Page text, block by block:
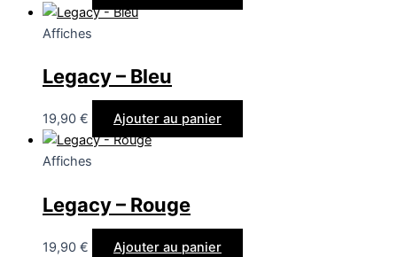
Affiches
Legacy – Bleu
19,90 € Ajouter au panier
Affiches
Legacy – Rouge
19,90 € Ajouter au panier